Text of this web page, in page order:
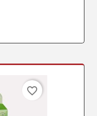
favorite_border